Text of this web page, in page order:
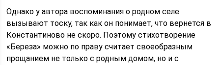
Однако у автора воспоминания о родном селе
вызывают тоску, так как он понимает, что вернется в
Константиново не скоро. Поэтому стихотворение
«Береза» можно по праву считает своеобразным
прощанием не только с родным домом, но и с